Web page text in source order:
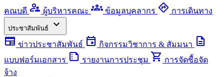
คณบดี supervisor_account ผู้บริหารคณะ groups ข้อมูลบุคลากร directions การเดินทาง
ประชาสัมพันธ์
expand_more
newspaper ข่าวประชาสัมพันธ์ event กิจกรรมวิชาการ & สัมมนา description
แบบฟอร์มเอกสาร summarize รายงานการประชุม shopping_cart การจัดซื้อจัด
จ้าง